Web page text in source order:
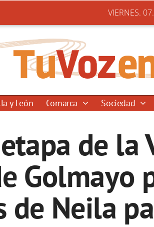
VIERNES.
y León Comarca Sociedad
de la
Golmayo
de Neila